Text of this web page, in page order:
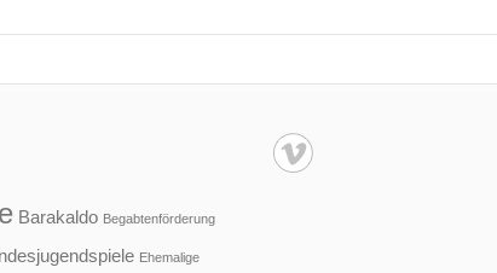
Barakaldo Begabtenförderung
Ehemalige